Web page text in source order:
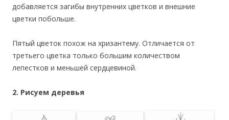
добавляется загибы внутренних цветков и внешние
цветки побольше.
Пятый цветок похож на хризантему. Отличается от
третьего цветка только большим количеством
лепестков и меньшей сердцевиной.
2. Рисуем деревья